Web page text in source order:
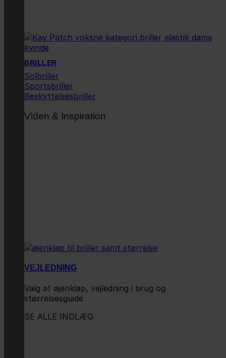
BRILLER
Solbriller
Sportsbriller
Beskyttelsesbriller
Viden & Inspiration
VEJLEDNING
Valg af øjenklap, vejledning i brug og
størrelsesguide
SE ALLE INDLÆG